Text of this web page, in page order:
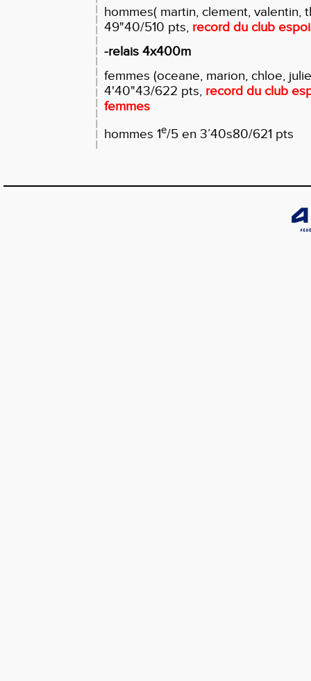
hommes( martin, clement, valentin,
49"40/510 pts, record du club
-relais 4x400m
femmes (oceane, marion, chloe,
4'40"43/622 pts, record du club
femmes
hommes 1e/5 en 3’40s80/621 pts